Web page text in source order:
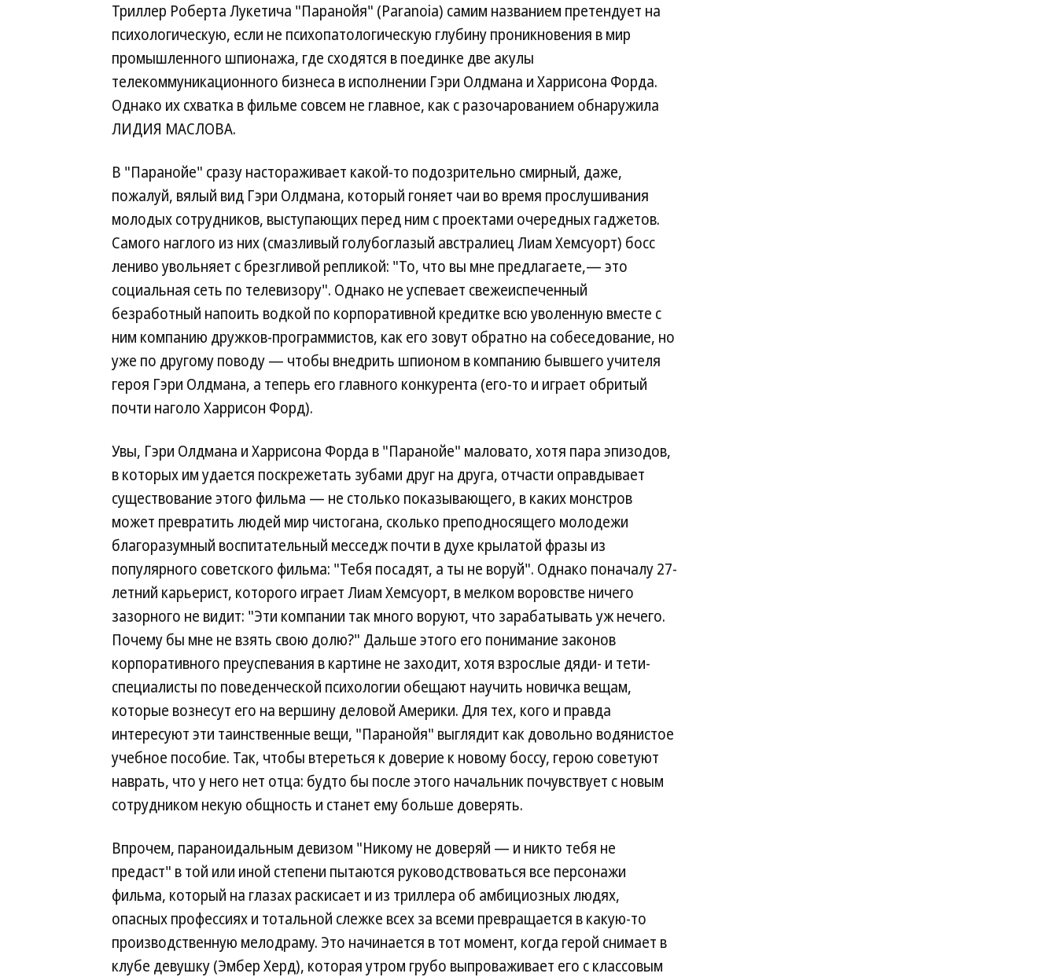
Триллер Роберта Лукетича "Паранойя" (Paranoia) самим названием претендует на
психологическую, если не психопатологическую глубину проникновения в мир
промышленного шпионажа, где сходятся в поединке две акулы
телекоммуникационного бизнеса в исполнении Гэри Олдмана и Харрисона Форда.
Однако их схватка в фильме совсем не главное, как с разочарованием обнаружила
ЛИДИЯ МАСЛОВА.
В "Паранойе" сразу настораживает какой-то подозрительно смирный, даже,
пожалуй, вялый вид Гэри Олдмана, который гоняет чаи во время прослушивания
молодых сотрудников, выступающих перед ним с проектами очередных гаджетов.
Самого наглого из них (смазливый голубоглазый австралиец Лиам Хемсуорт) босс
лениво увольняет с брезгливой репликой: "То, что вы мне предлагаете,— это
социальная сеть по телевизору". Однако не успевает свежеиспеченный
безработный напоить водкой по корпоративной кредитке всю уволенную вместе с
ним компанию дружков-программистов, как его зовут обратно на собеседование, но
уже по другому поводу — чтобы внедрить шпионом в компанию бывшего учителя
героя Гэри Олдмана, а теперь его главного конкурента (его-то и играет обритый
почти наголо Харрисон Форд).
Увы, Гэри Олдмана и Харрисона Форда в "Паранойе" маловато, хотя пара эпизодов,
в которых им удается поскрежетать зубами друг на друга, отчасти оправдывает
существование этого фильма — не столько показывающего, в каких монстров
может превратить людей мир чистогана, сколько преподносящего молодежи
благоразумный воспитательный месседж почти в духе крылатой фразы из
популярного советского фильма: "Тебя посадят, а ты не воруй". Однако поначалу 27-
летний карьерист, которого играет Лиам Хемсуорт, в мелком воровстве ничего
зазорного не видит: "Эти компании так много воруют, что зарабатывать уж нечего.
Почему бы мне не взять свою долю?" Дальше этого его понимание законов
корпоративного преуспевания в картине не заходит, хотя взрослые дяди- и тети-
специалисты по поведенческой психологии обещают научить новичка вещам,
которые вознесут его на вершину деловой Америки. Для тех, кого и правда
интересуют эти таинственные вещи, "Паранойя" выглядит как довольно водянистое
учебное пособие. Так, чтобы втереться к доверие к новому боссу, герою советуют
наврать, что у него нет отца: будто бы после этого начальник почувствует с новым
сотрудником некую общность и станет ему больше доверять.
Впрочем, параноидальным девизом "Никому не доверяй — и никто тебя не
предаст" в той или иной степени пытаются руководствоваться все персонажи
фильма, который на глазах раскисает и из триллера об амбициозных людях,
опасных профессиях и тотальной слежке всех за всеми превращается в какую-то
производственную мелодраму. Это начинается в тот момент, когда герой снимает в
клубе девушку (Эмбер Херд), которая утром грубо выпроваживает его с классовым